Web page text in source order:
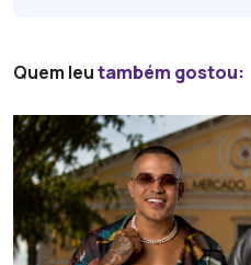
Quem leutambém gostou: